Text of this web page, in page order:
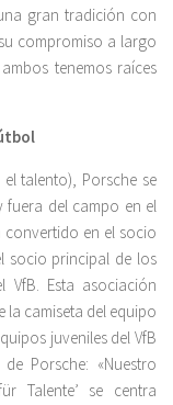
gran tradición con
compromiso a largo
tenemos raíces
talento), Porsche se
del campo en el
convertido en el socio
socio principal de los
VfB. Esta asociación
la camiseta del equipo
juveniles del VfB
Porsche: «Nuestro
Talente’ se centra